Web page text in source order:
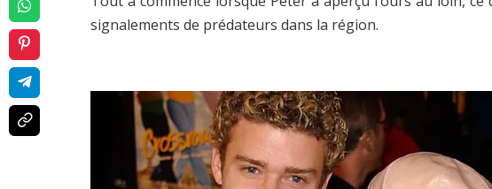
signalements de prédateurs dans la région.